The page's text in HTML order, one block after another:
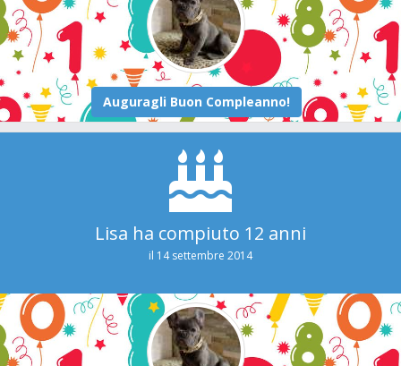
Lisa ha compiuto 12 anni
il 14 settembre 2014